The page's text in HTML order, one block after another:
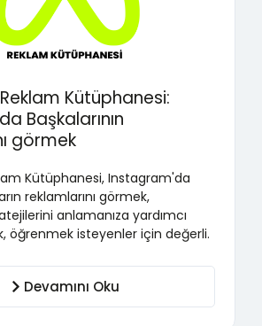
Kütüphanesi:
Başkalarının
görmek
Kütüphanesi, Instagram'da
reklamlarını görmek,
anlamanıza yardımcı
öğrenmek isteyenler için değerli.
Devamını Oku